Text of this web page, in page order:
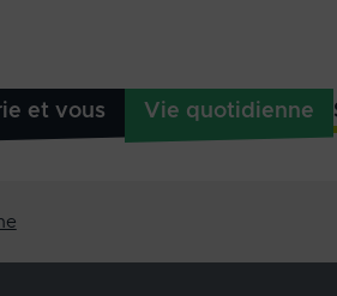
et vous Vie quotidienne